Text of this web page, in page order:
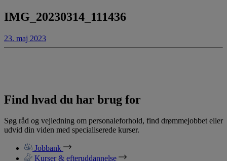
IMG_20230314_111436
23. maj 2023
Find hvad du har brug for
Søg råd og vejledning om personaleforhold, find drømmejobbet eller
udvid din viden med specialiserede kurser.
Jobbank
Kurser & efteruddannelse